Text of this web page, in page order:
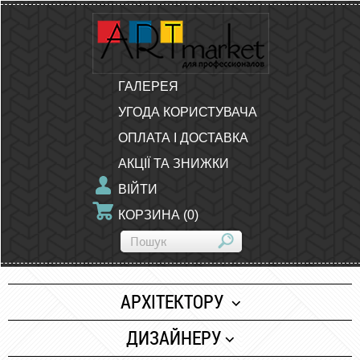
ГАЛЕРЕЯ
УГОДА КОРИСТУВАЧА
ОПЛАТА І ДОСТАВКА
АКЦІЇ ТА ЗНИЖКИ
ВІЙТИ
КОРЗИНА (0)
АРХІТЕКТОРУ
Папір
ДИЗАЙНЕРУ